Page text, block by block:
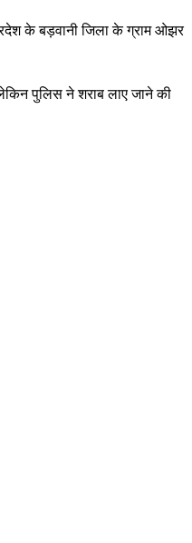
के बड़वानी जिला के ग्राम ओझर
पुलिस ने शराब लाए जाने की